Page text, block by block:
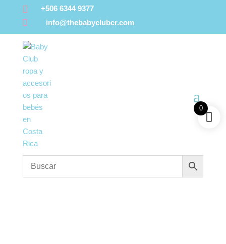
 +506 6344 9377
 info@thebabyclubcr.com
0